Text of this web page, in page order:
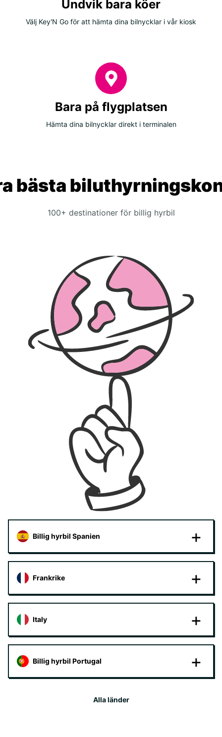
Undvik bara köer
Välj Key'N Go för att hämta dina bilnycklar i vår kiosk
Bara på flygplatsen
Hämta dina bilnycklar direkt i terminalen
bästa
100+ destinationer för billig hyrbil
Billig hyrbil Spanien
Frankrike
Italy
Billig hyrbil Portugal
Alla länder